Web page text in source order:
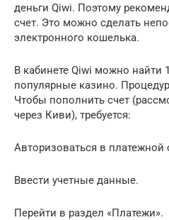
деньги Qiwi. Поэтому
счет. Это можно сделать
электронного кошелька.
В кабинете Qiwi можно найти
популярные казино.
Чтобы пополнить счет
через Киви), требуется:
Авторизоваться в платежной
Ввести учетные данные.
Перейти в раздел «Платежи».